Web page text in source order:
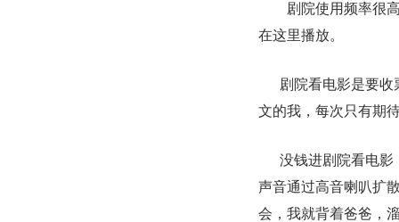
剧院使用频率很
在这里播放。
剧院看电影是要
文的我，每次只有期
没钱进剧院看电影
声音通过高音喇叭扩
会，我就背着爸爸，